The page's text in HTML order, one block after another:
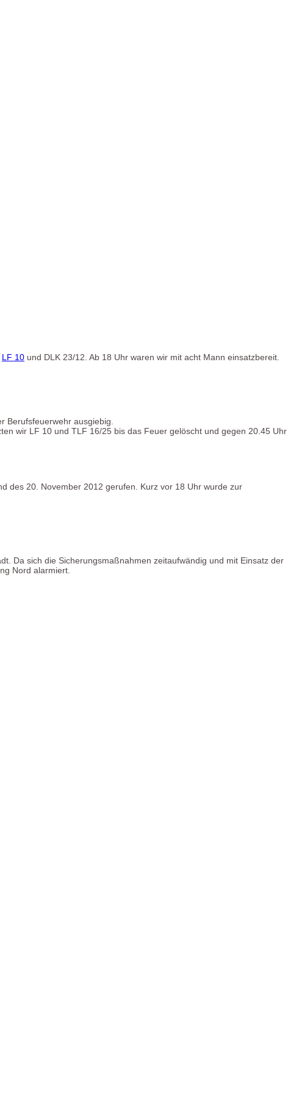
LF 10 und DLK 23/12. Ab 18 Uhr waren wir mit acht Mann einsatzbereit.
Berufsfeuerwehr ausgiebig.
wir LF 10 und TLF 16/25 bis das Feuer gelöscht und gegen 20.45 Uhr
des 20. November 2012 gerufen. Kurz vor 18 Uhr wurde zur
Da sich die Sicherungsmaßnahmen zeitaufwändig und mit Einsatz der
Nord alarmiert.